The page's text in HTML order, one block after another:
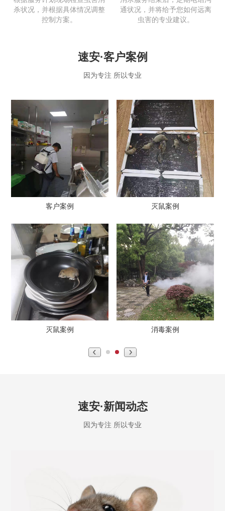
杀状况，并根据具体情况调整
控制方案。
通状况，并将给予您如何远离
虫害的专业建议。
速安·客户案例
因为专注 所以专业
客户案例 灭鼠案例
灭鼠案例 消毒案例
速安·新闻动态
因为专注 所以专业